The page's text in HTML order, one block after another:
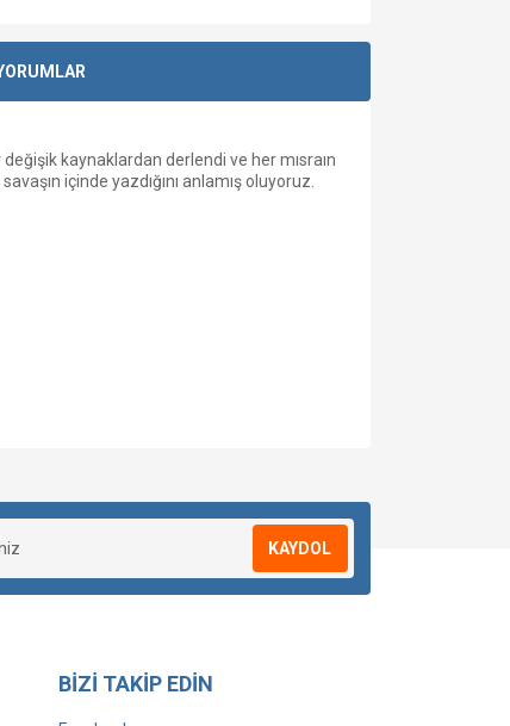
kaynaklardan derlendi ve her mısraın
içinde yazdığını anlamış oluyoruz.
KAYDOL
BİZİ TAKİP EDİN